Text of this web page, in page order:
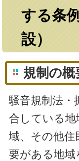
する条
設）
規制の概
騒音規制法・
合している地
域、その他住
要がある地域